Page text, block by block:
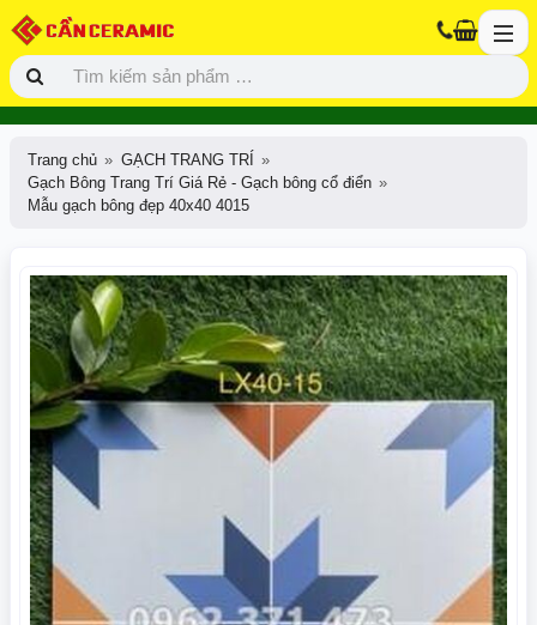
Trang chủ
GẠCH TRANG TRÍ
Gạch Bông Trang Trí Giá Rẻ - Gạch bông cổ điển
Mẫu gạch bông đẹp 40x40 4015